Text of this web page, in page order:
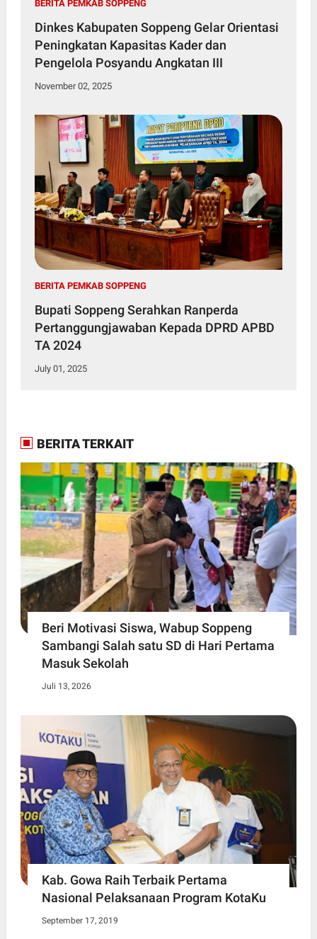
BERITA PEMKAB SOPPENG
Dinkes Kabupaten Soppeng Gelar Orientasi
Peningkatan Kapasitas Kader dan
Pengelola Posyandu Angkatan III
November 02, 2025
BERITA PEMKAB SOPPENG
Bupati Soppeng Serahkan Ranperda
Pertanggungjawaban Kepada DPRD APBD
TA 2024
July 01, 2025
BERITA TERKAIT
Beri Motivasi Siswa, Wabup Soppeng
Sambangi Salah satu SD di Hari Pertama
Masuk Sekolah
Juli 13, 2026
Kab. Gowa Raih Terbaik Pertama
Nasional Pelaksanaan Program KotaKu
September 17, 2019